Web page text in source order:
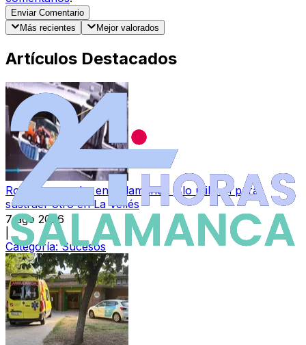
Enviar Comentario
Más recientes
Mejor valorados
Artículos Destacados
Roban un coche en Salamanca y lo utilizan para
sustraer otro en La Vellés
7 ago 2026
Categoría:Sucesos